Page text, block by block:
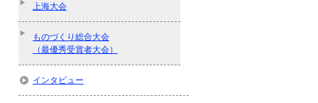
上海大会
ものづくり総合大会
（最優秀受賞者大会）
インタビュー